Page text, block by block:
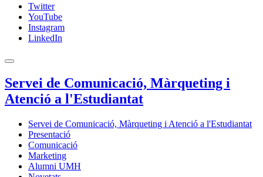
Twitter
YouTube
Instagram
LinkedIn
Servei de Comunicació, Màrqueting i
Atenció a l'Estudiantat
Servei de Comunicació, Màrqueting i Atenció a l'Estudiantat
Presentació
Comunicació
Marketing
Alumni UMH